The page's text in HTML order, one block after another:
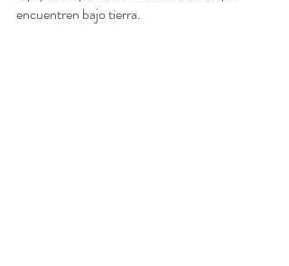
encuentren bajo tierra.